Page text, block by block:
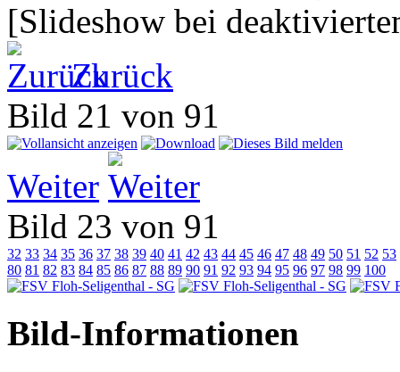
[Slideshow bei
Zurück
Bild 21 von 91
Weiter
Bild 23 von 91
32 33 34 35 36 37 38 39 40 41 42 43 44 45 46 47 48 49 50 51 52 53
80 81 82 83 84 85 86 87 88 89 90 91 92 93 94 95 96 97 98 99 100
Bild-Informationen